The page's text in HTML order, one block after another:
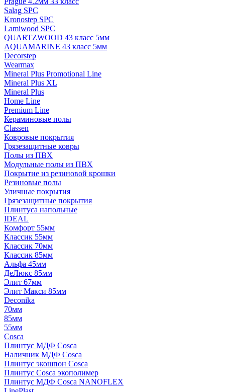
Salag SPC
Kronostep SPC
Lamiwood SPC
QUARTZWOOD 43 класс 5мм
AQUAMARINE 43 класс 5мм
Decorstep
Wearmax
Mineral Plus Promotional Line
Mineral Plus XL
Mineral Plus
Home Line
Premium Line
Кераминовые полы
Classen
Ковровые покрытия
Грязезащитные ковры
Полы из ПВХ
Модульные полы из ПВХ
Покрытие из резиновой крошки
Резиновые полы
Уличные покрытия
Грязезащитные покрытия
Плинтуса напольные
IDEAL
Комфорт 55мм
Классик 55мм
Классик 70мм
Классик 85мм
Альфа 45мм
ДеЛюкс 85мм
Элит 67мм
Элит Макси 85мм
Deconika
70мм
85мм
55мм
Cosca
Плинтус МДФ Cosca
Наличник МДФ Cosca
Плинтус экошпон Cosca
Плинтус Cosca экополимер
Плинтус МДФ Cosca NANOFLEX